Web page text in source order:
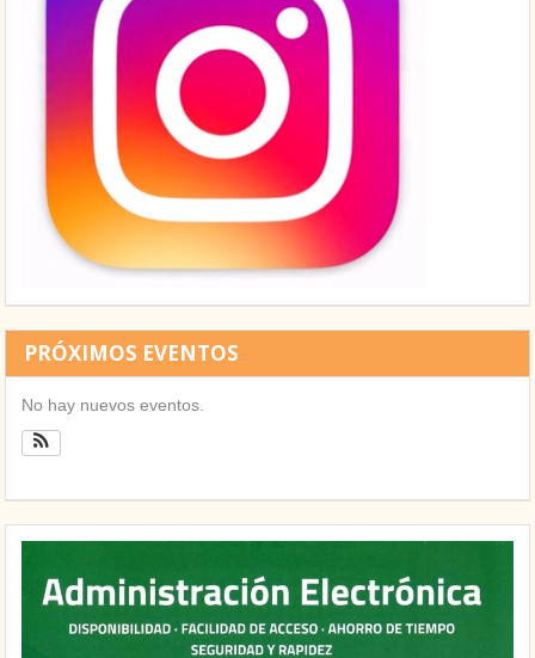
PRÓXIMOS EVENTOS
No hay nuevos eventos.